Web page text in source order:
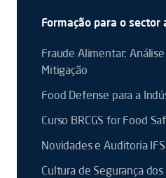
Formação para o sector
Fraude Alimentar:
Mitigação
Food Defense para a
Curso BRCGS for Food
Novidades e Auditoria
Cultura de Segurança